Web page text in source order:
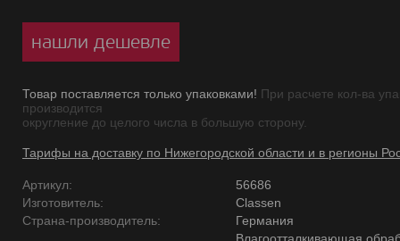
нашли дешевле
Товар поставляется только упаковками! При расчете кол-ва
производится
округление до целого числа в большую сторону.
Тарифы на доставку по Нижегородской области и в регионы
Артикул:
56686
Изготовитель:
Classen
Страна-производитель:
Германия